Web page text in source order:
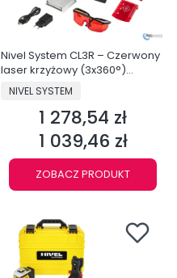
Nivel System CL3R – Czerwony
laser krzyżowy (3x360°)
Bluetooth
PRODUCENT
NIVEL SYSTEM
Cena
1 278,54 zł
Cena
1 039,46 zł
ZOBACZ PRODUKT